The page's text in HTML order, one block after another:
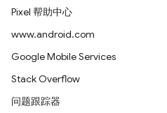
Pixel 帮助中心
www.android.com
Google Mobile Services
Stack Overflow
问题跟踪器